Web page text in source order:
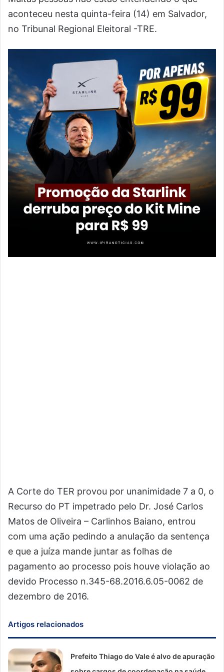
aconteceu nesta quinta-feira (14) em Salvador,
no Tribunal Regional Eleitoral -TRE.
A Corte do TER provou por unanimidade 7 a 0, o
Recurso do PT impetrado pelo Dr. José Carlos
Matos de Oliveira – Carlinhos Baiano, entrou
com uma ação pedindo a anulação da sentença
e que a juíza mande juntar as folhas de
pagamento ao processo pois houve violação ao
devido Processo n.345-68.2016.6.05-0062 de
dezembro de 2016.
Artigos relacionados
Prefeito Thiago do Vale é alvo de apuração